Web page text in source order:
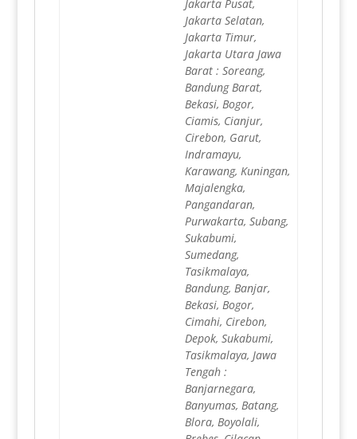
Jakarta Pusat,
Jakarta Selatan,
Jakarta Timur,
Jakarta Utara Jawa
Barat : Soreang,
Bandung Barat,
Bekasi, Bogor,
Ciamis, Cianjur,
Cirebon, Garut,
Indramayu,
Karawang, Kuningan,
Majalengka,
Pangandaran,
Purwakarta, Subang,
Sukabumi,
Sumedang,
Tasikmalaya,
Bandung, Banjar,
Bekasi, Bogor,
Cimahi, Cirebon,
Depok, Sukabumi,
Tasikmalaya, Jawa
Tengah :
Banjarnegara,
Banyumas, Batang,
Blora, Boyolali,